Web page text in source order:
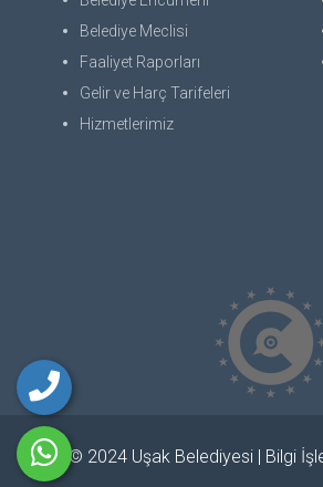
Belediye Meclisi
Faaliyet Raporları
Gelir ve Harç Tarifeleri
Hizmetlerimiz
© 2024 Uşak Belediyesi | Bilgi